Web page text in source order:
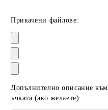
Прикачени файлове:
Допълнително описание
ъчката (ако желаете):